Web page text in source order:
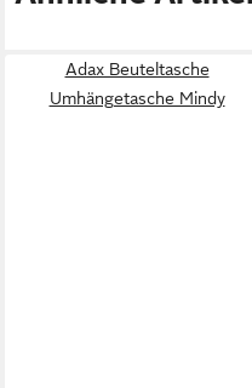
Adax Beuteltasche
Umhängetasche Mindy